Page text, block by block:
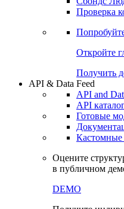
Проверка
Откройте
Получить
API & Data Feed
API and
API
Готовые
Кастомные
Оцените
в публичном
DEMO